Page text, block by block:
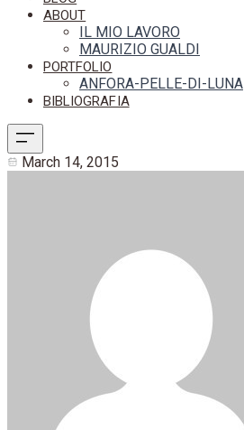
ABOUT
IL MIO LAVORO
MAURIZIO GUALDI
PORTFOLIO
ANFORA-PELLE-DI-LUNA
BIBLIOGRAFIA
March 14, 2015